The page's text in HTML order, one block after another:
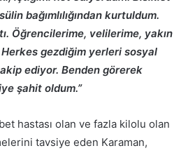
bağımlılığından kurtuldum.
Öğrencilerime, velilerime, yakın
gezdiğim yerleri sosyal
ediyor. Benden görerek
şahit oldum.”
hastası olan ve fazla kilolu olan
tavsiye eden Karaman,